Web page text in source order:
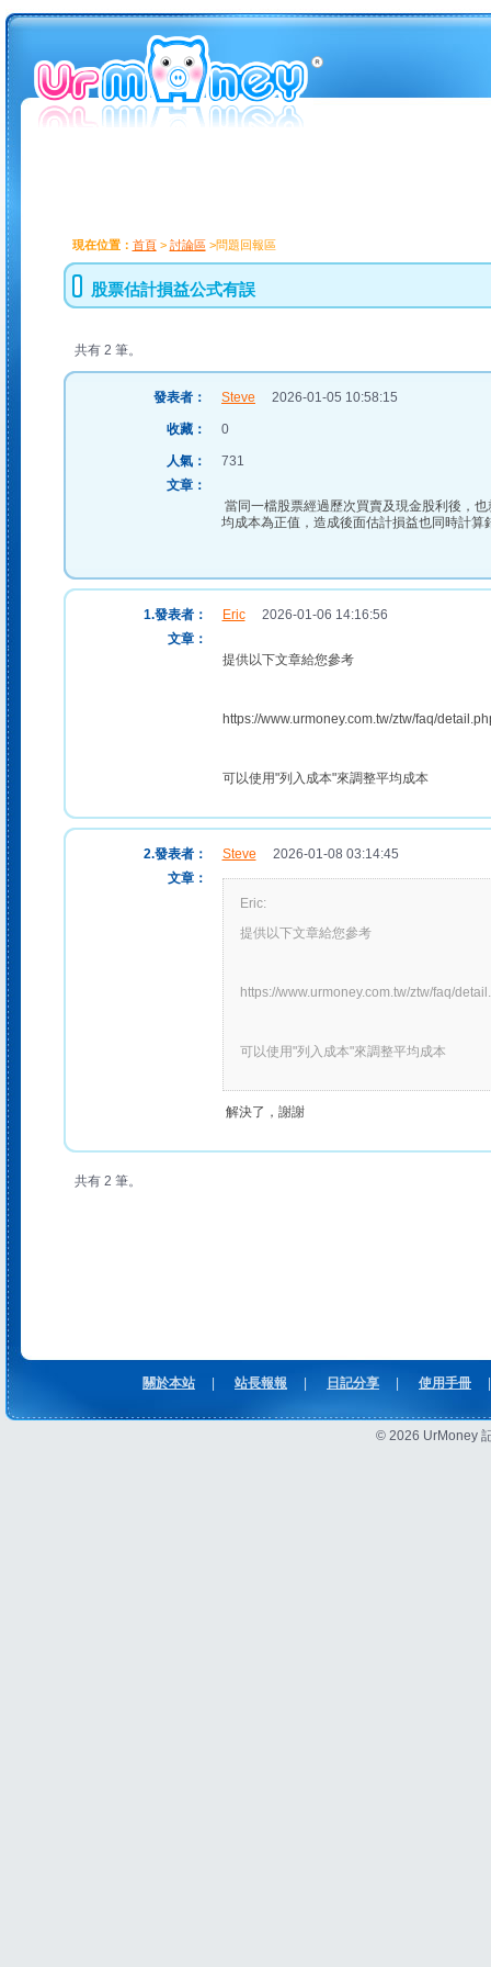
現在位置： 首頁> 討論區>問題回報區
股票估計損益公式有誤
共有 2 筆。
發表者： Steve 2026-01-05 10:58:15
收藏： 0
人氣：
731
文章：
當同一檔股票經過歷次買賣及現金股利後，
均成本為正值，造成後面估計損益也同時計算
1.發表者： Eric2026-01-06 14:16:56
文章：
提供以下文章給您參考
https://www.urmoney.com.tw/ztw/faq/
可以使用"列入成本"來調整平均成本
2.發表者： Steve 2026-01-08 03:14:45
文章：
Eric:
提供以下文章給您參考
https://www.urmoney.com.tw/ztw/faq/
可以使用"列入成本"來調整平均成本
解決了，謝謝
共有 2 筆。
關於本站 站長報報 日記分享 使用手冊
© 2026 UrMoney